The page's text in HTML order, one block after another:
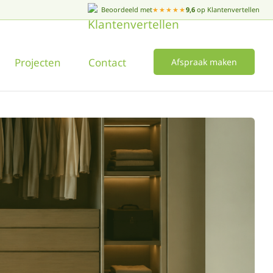
Beoordeeld met★★★★★9,6 op Klantenvertellen
Projecten Contact Afspraak maken